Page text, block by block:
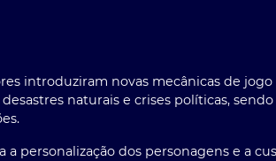
introduziram novas mecânicas de jogo
naturais e crises políticas,
personalização dos personagens e a